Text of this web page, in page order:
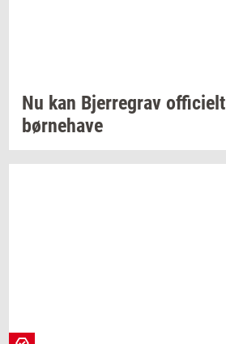
Nu kan Bjer­re­grav of­fi­ci­elt
bør­ne­ha­ve